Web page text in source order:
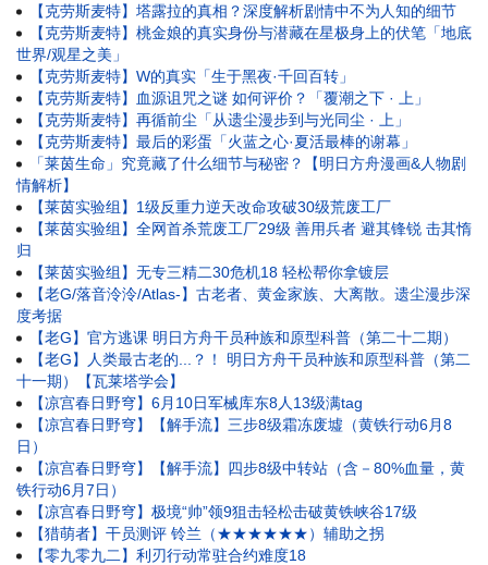
【克劳斯麦特】塔露拉的真相？深度解析剧情中不为人知的细节
【克劳斯麦特】桃金娘的真实身份与潜藏在星极身上的伏笔「地底
世界/观星之美」
【克劳斯麦特】W的真实「生于黑夜·千回百转」
【克劳斯麦特】血源诅咒之谜 如何评价？「覆潮之下 · 上」
【克劳斯麦特】再循前尘「从遗尘漫步到与光同尘 · 上」
【克劳斯麦特】最后的彩蛋「火蓝之心·夏活最棒的谢幕」
「莱茵生命」究竟藏了什么细节与秘密？【明日方舟漫画&人物剧
情解析】
【莱茵实验组】1级反重力逆天改命攻破30级荒废工厂
【莱茵实验组】全网首杀荒废工厂29级 善用兵者 避其锋锐 击其惰
归
【莱茵实验组】无专三精二30危机18 轻松帮你拿镀层
【老G/落音泠泠/Atlas-】古老者、黄金家族、大离散。遗尘漫步深
度考据
【老G】官方逃课 明日方舟干员种族和原型科普（第二十二期）
【老G】人类最古老的...？！ 明日方舟干员种族和原型科普（第二
十一期）【瓦莱塔学会】
【凉宫春日野穹】6月10日军械库东8人13级满tag
【凉宫春日野穹】【解手流】三步8级霜冻废墟（黄铁行动6月8
日）
【凉宫春日野穹】【解手流】四步8级中转站（含－80%血量，黄
铁行动6月7日）
【凉宫春日野穹】极境“帅”领9狙击轻松击破黄铁峡谷17级
【猎萌者】干员测评 铃兰（★★★★★★）辅助之拐
【零九零九二】利刃行动常驻合约难度18